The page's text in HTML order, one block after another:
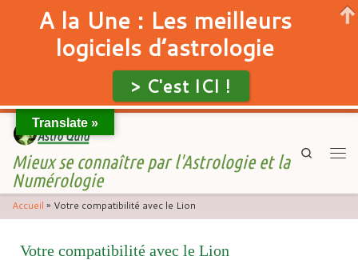
Skip to content
Mieux se connaître par l'Astrologie et la
Numérologie
Search
Accueil » Votre compatibilité avec le Lion
Votre compatibilité avec le Lion
Translate »
A la Une : Les meilleurs
logiciels d’astrologie
> C'est ICI !